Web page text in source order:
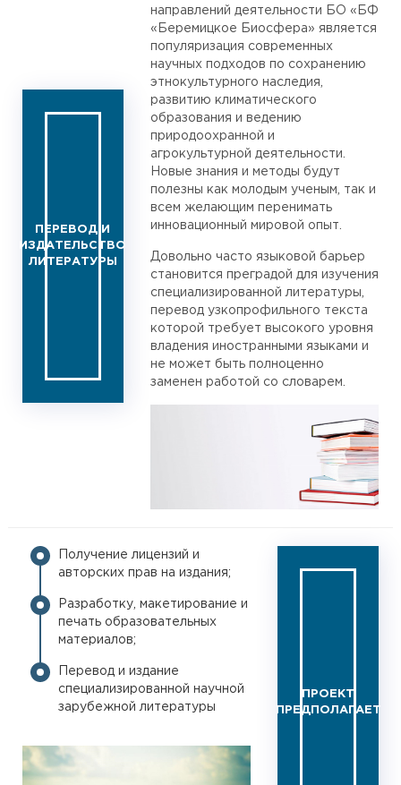
ПЕРЕВОД И
ИЗДАТЕЛЬСТВО
ЛИТЕРАТУРЫ
направлений деятельности БО «БФ
«Беремицкое Биосфера» является
популяризация современных
научных подходов по сохранению
этнокультурного наследия,
развитию климатического
образования и ведению
природоохранной и
агрокультурной деятельности.
Новые знания и методы будут
полезны как молодым ученым, так и
всем желающим перенимать
инновационный мировой опыт.
Довольно часто языковой барьер
становится преградой для изучения
специализированной литературы,
перевод узкопрофильного текста
которой требует высокого уровня
владения иностранными языками и
не может быть полноценно
заменен работой со словарем.
ПРОЕКТ
ПРЕДПОЛАГАЕТ
Получение лицензий и
авторских прав на издания;
Разработку, макетирование и
печать образовательных
материалов;
Перевод и издание
специализированной научной
зарубежной литературы